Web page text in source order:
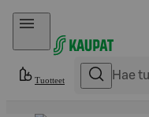
Hyppää sisältöön
Tuotteet